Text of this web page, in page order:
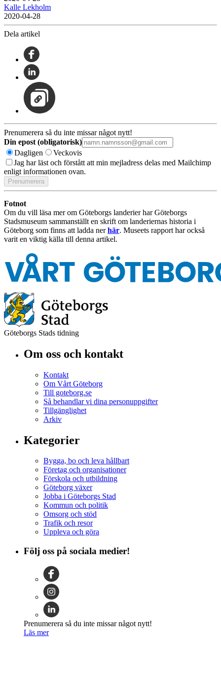
Kalle Lekholm
2020-04-28
Dela artikel
Prenumerera så du inte missar något nytt!
Din epost (obligatorisk)
Dagligen
Veckovis
Jag har läst och förstått att min mejladress delas med Mailchimp
enligt informationen ovan.
Fotnot
Om du vill läsa mer om Göteborgs landerier har Göteborgs
Stadsmuseum sammanställt en skrift om landeriernas historia i
Göteborg som finns att ladda nerhär. Museets rapport har också
varit en viktig källa till denna artikel.
Göteborgs Stads tidning
Om oss och kontakt
Kontakt
Om Vårt Göteborg
Till goteborg.se
Så behandlar vi dina personuppgifter
Tillgänglighet
Arkiv
Kategorier
Bygga, bo och leva hållbart
Företag och organisationer
Förskola och utbildning
Göteborg växer
Jobba i Göteborgs Stad
Kommun och politik
Omsorg och stöd
Trafik och resor
Uppleva och göra
Följ oss på sociala medier!
Prenumerera så du inte missar något nytt!
Läs mer